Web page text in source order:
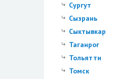
Сургут
Сызрань
Сыктывкар
Таганрог
Тольятти
Томск